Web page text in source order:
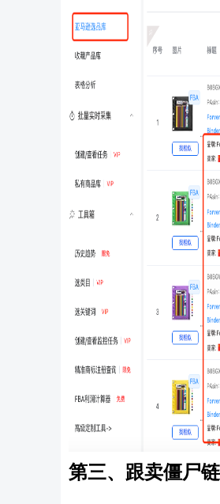
第三、 跟卖僵尸